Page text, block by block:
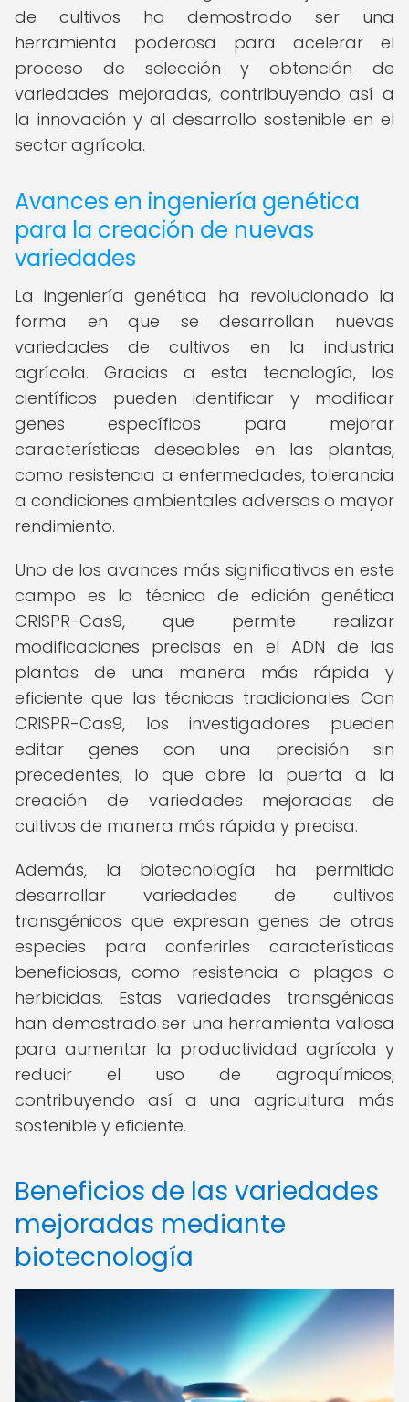
de cultivos ha demostrado ser una
herramienta poderosa para acelerar el
proceso de selección y obtención de
variedades mejoradas, contribuyendo así a
la innovación y al desarrollo sostenible en el
sector agrícola.
Avances en ingeniería genética
para la creación de nuevas
variedades
La ingeniería genética ha revolucionado la
forma en que se desarrollan nuevas
variedades de cultivos en la industria
agrícola. Gracias a esta tecnología, los
científicos pueden identificar y modificar
genes específicos para mejorar
características deseables en las plantas,
como resistencia a enfermedades, tolerancia
a condiciones ambientales adversas o mayor
rendimiento.
Uno de los avances más significativos en este
campo es la técnica de edición genética
CRISPR-Cas9, que permite realizar
modificaciones precisas en el ADN de las
plantas de una manera más rápida y
eficiente que las técnicas tradicionales. Con
CRISPR-Cas9, los investigadores pueden
editar genes con una precisión sin
precedentes, lo que abre la puerta a la
creación de variedades mejoradas de
cultivos de manera más rápida y precisa.
Además, la biotecnología ha permitido
desarrollar variedades de cultivos
transgénicos que expresan genes de otras
especies para conferirles características
beneficiosas, como resistencia a plagas o
herbicidas. Estas variedades transgénicas
han demostrado ser una herramienta valiosa
para aumentar la productividad agrícola y
reducir el uso de agroquímicos,
contribuyendo así a una agricultura más
sostenible y eficiente.
Beneficios de las variedades
mejoradas mediante
biotecnología